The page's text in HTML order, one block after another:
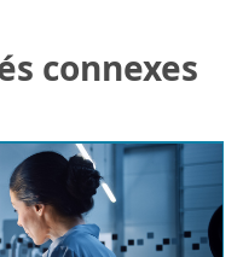
connexes